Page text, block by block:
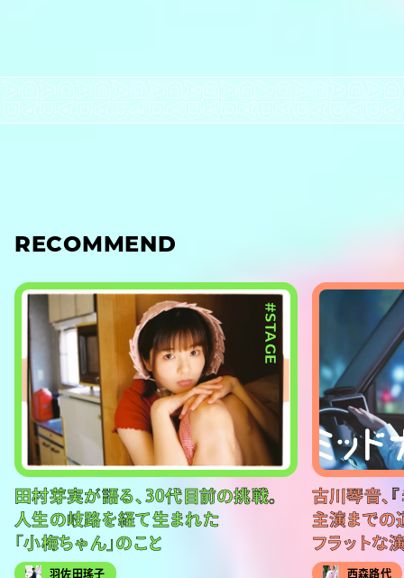
RECOMMEND
#STAGE
田村芽実が語る、30代目前の挑戦。
人生の岐路を経て生まれた
「小梅ちゃん」のこと
羽佐田瑤子
古川琴音、
主演までの
フラットな
西森路代